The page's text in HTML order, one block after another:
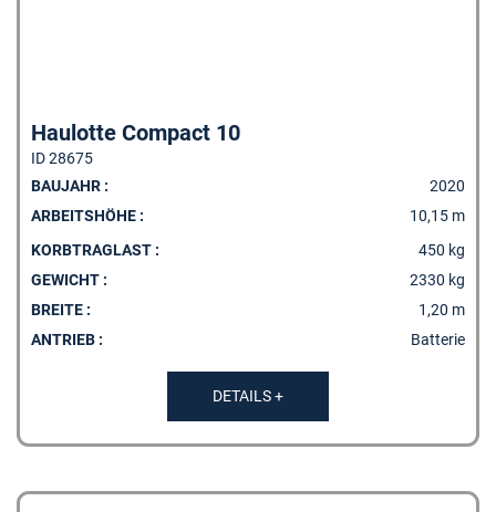
Haulotte Compact 10
ID 28675
BAUJAHR :
2020
ARBEITSHÖHE :
10,15 m
KORBTRAGLAST :
450 kg
GEWICHT :
2330 kg
BREITE :
1,20 m
ANTRIEB :
Batterie
DETAILS +